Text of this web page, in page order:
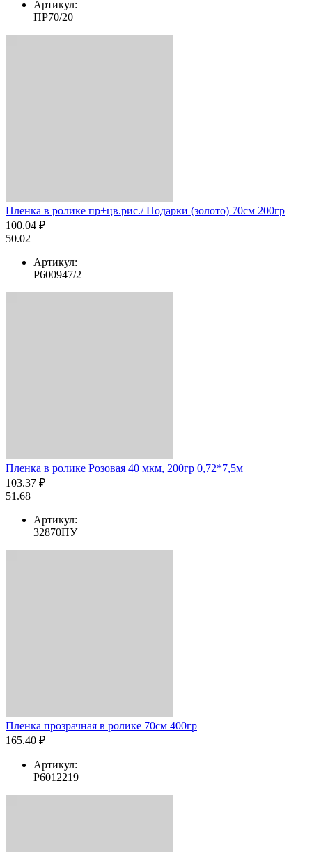
Артикул:
ПР70/20
Пленка в ролике пр+цв.рис./ Подарки (золото) 70см 200гр
100.04 ₽
50.02
Артикул:
Р600947/2
Пленка в ролике Розовая 40 мкм, 200гр 0,72*7,5м
103.37 ₽
51.68
Артикул:
32870ПУ
Пленка прозрачная в ролике 70см 400гр
165.40 ₽
Артикул:
Р6012219